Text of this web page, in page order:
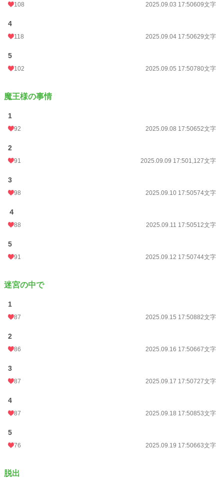
108 2025.09.03 17:50609文字
4
118 2025.09.04 17:50629文字
5
102 2025.09.05 17:50780文字
魔王様の事情
1
92 2025.09.08 17:50652文字
2
91 2025.09.09 17:501,127文字
3
98 2025.09.10 17:50574文字
４
88 2025.09.11 17:50512文字
5
91 2025.09.12 17:50744文字
迷宮の中で
1
87 2025.09.15 17:50882文字
2
86 2025.09.16 17:50667文字
3
87 2025.09.17 17:50727文字
4
87 2025.09.18 17:50853文字
5
76 2025.09.19 17:50663文字
脱出